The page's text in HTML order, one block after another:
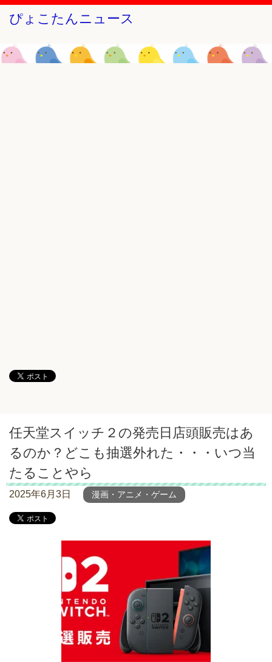
ぴょこたんニュース
任天堂スイッチ２の発売日店頭販売はあ
るのか？どこも抽選外れた・・・いつ当
たることやら
2025年6月3日 漫画・アニメ・ゲーム